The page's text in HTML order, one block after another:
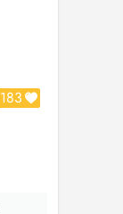
183